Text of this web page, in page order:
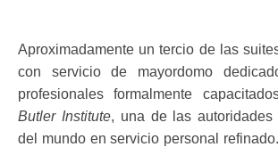
Aproximadamente un tercio de las
con servicio de mayordomo
profesionales formalmente
Butler Institute, una de las autoridades
del mundo en servicio personal refinado.